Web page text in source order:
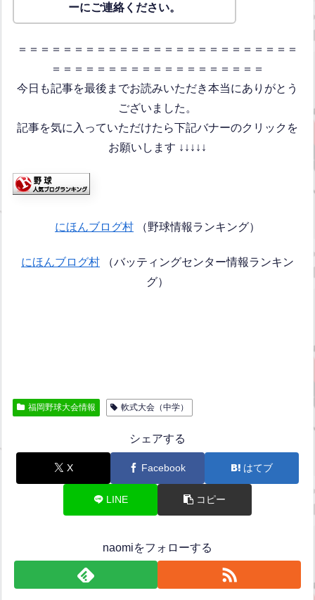
ーにご連絡ください。
＝＝＝＝＝＝＝＝＝＝＝＝＝＝＝＝＝＝＝＝＝＝＝＝＝
＝＝＝＝＝＝＝＝＝＝＝＝＝＝＝＝＝＝＝
今日も記事を最後までお読みいただき本当にありがとう
ございました。
記事を気に入っていただけたら下記バナーのクリックを
お願いします ↓↓↓↓↓
にほんブログ村 （野球情報ランキング）
にほんブログ村 （バッティングセンター情報ランキン
グ）
福岡野球大会情報 軟式大会（中学）
シェアする
X Facebook はてブ
LINE コピー
naomiをフォローする